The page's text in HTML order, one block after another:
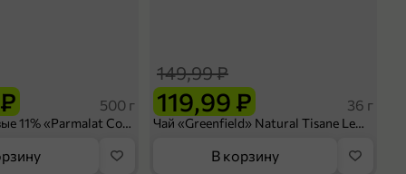
500 г
Сливки питьевые 11% «Parmalat Comfort» безлактозные, 500 г
119,99 ₽
149,99 ₽
36 г
Чай «Greenfield» Natural Tisane Lemongrass & Schisandra, 20 пирамидок, 36 г
В корзину